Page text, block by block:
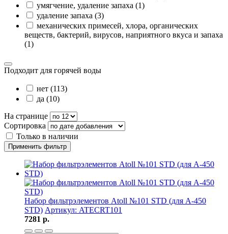
умягчение, удаление запаха (1)
удаление запаха (3)
механических примесей, хлора, органических
веществ, бактерий, вирусов, наприятного вкуса и запаха
(1)
Подходит для горячей воды
нет (113)
да (10)
На странице
Сортировка
Только в наличии
Применить фильтр
Набор фильтрэлементов Atoll №101 STD (для A-450
STD) Артикул: ATECRT101
7281 р.